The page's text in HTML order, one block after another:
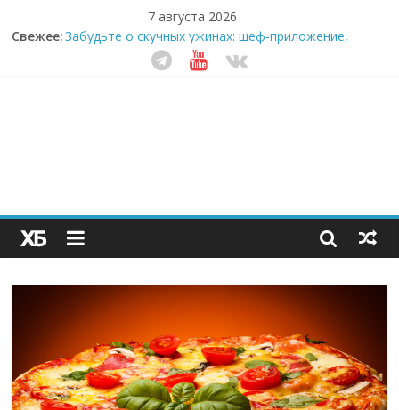
7 августа 2026
Свежее:Забудьте о скучных ужинах: шеф-приложение,
которое видит вашу еду насквозь
Небо зовёт: как бизнес на полётах дронов и
Секрет супергидратации: почему кокосовая вода с
пребиотиками становится главным трендом
здорового питания